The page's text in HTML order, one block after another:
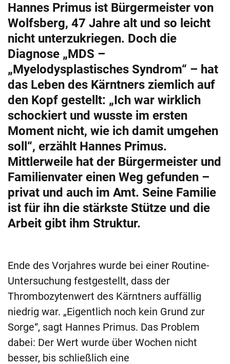
Hannes Primus ist Bürgermeister von
Wolfsberg, 47 Jahre alt und so leicht
nicht unterzukriegen. Doch die
Diagnose „MDS –
„Myelodysplastisches Syndrom“ – hat
das Leben des Kärntners ziemlich auf
den Kopf gestellt: „Ich war wirklich
schockiert und wusste im ersten
Moment nicht, wie ich damit umgehen
soll“, erzählt Hannes Primus.
Mittlerweile hat der Bürgermeister und
Familienvater einen Weg gefunden –
privat und auch im Amt. Seine Familie
ist für ihn die stärkste Stütze und die
Arbeit gibt ihm Struktur.
Ende des Vorjahres wurde bei einer Routine-
Untersuchung festgestellt, dass der
Thrombozytenwert des Kärntners auffällig
niedrig war. „Eigentlich noch kein Grund zur
Sorge“, sagt Hannes Primus. Das Problem
dabei: Der Wert wurde über Wochen nicht
besser, bis schließlich eine